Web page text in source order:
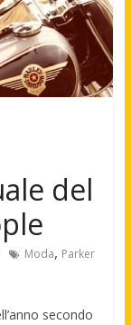
del
Moda, Parker
secondo